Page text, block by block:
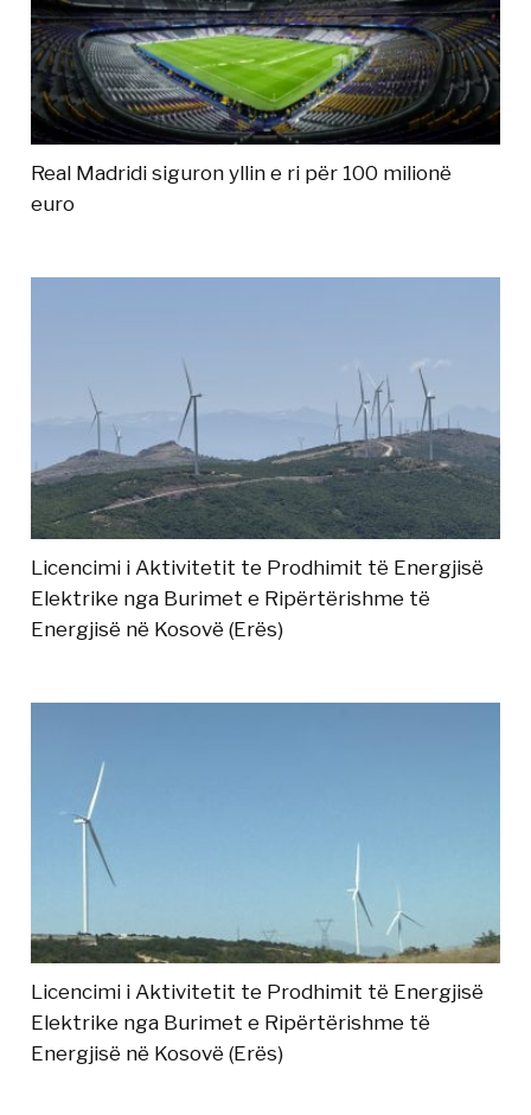
Real Madridi siguron yllin e ri për 100 milionë
euro
Licencimi i Aktivitetit te Prodhimit të Energjisë
Elektrike nga Burimet e Ripërtërishme të
Energjisë në Kosovë (Erës)
Licencimi i Aktivitetit te Prodhimit të Energjisë
Elektrike nga Burimet e Ripërtërishme të
Energjisë në Kosovë (Erës)